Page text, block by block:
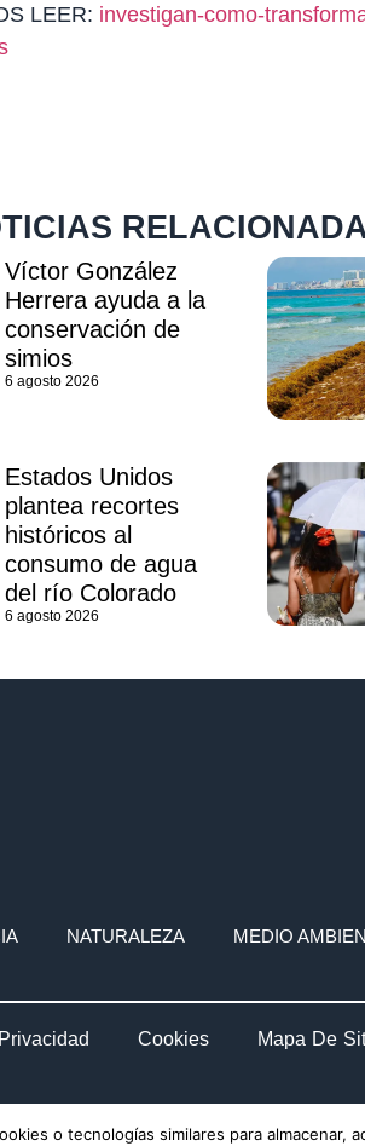
LEER: investigan-como-
Víctor González
Herrera ayuda a la
conservación de
simios
6 agosto 2026
Estados Unidos
plantea recortes
históricos al
consumo de agua
del río Colorado
6 agosto 2026
NATURALEZA MEDIO
Cookies Mapa De
o tecnologías similares para